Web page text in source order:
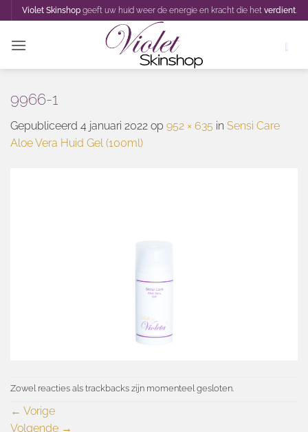
naar
inhoud
Violet Skinshopgeeft uw huid weer de energie en kracht die het verdient.
9966-1
Gepubliceerd 4 januari 2022 op 952 × 635 in Sensi Care
Aloe Vera Huid Gel (100ml)
Zowel reacties als trackbacks zijn momenteel gesloten.
← Vorige
Volgende →